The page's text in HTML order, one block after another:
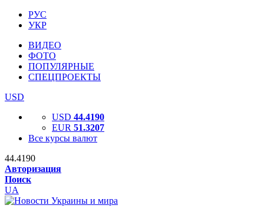
РУС
УКР
ВИДЕО
ФОТО
ПОПУЛЯРНЫЕ
СПЕЦПРОЕКТЫ
USD
USD 44.4190
EUR 51.3207
Все курсы валют
44.4190
Авторизация
Поиск
UA